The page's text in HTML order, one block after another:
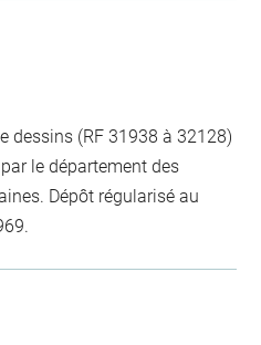
dessins (RF 31938 à 32128)
le département des
Dépôt régularisé au